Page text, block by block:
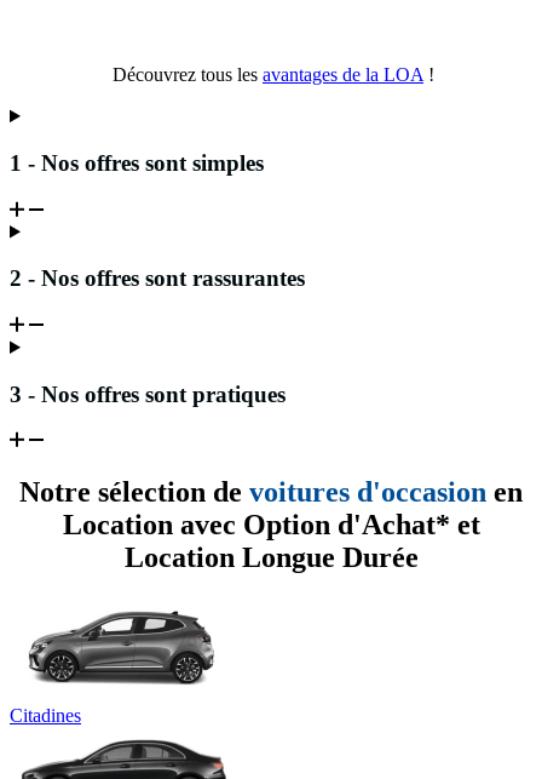
Découvrez tous les avantages de la LOA !
1 - Nos offres sont simples
2 - Nos offres sont rassurantes
3 - Nos offres sont pratiques
Notre sélection de voitures d'occasion en
Location avec Option d'Achat* et
Location Longue Durée
Citadines